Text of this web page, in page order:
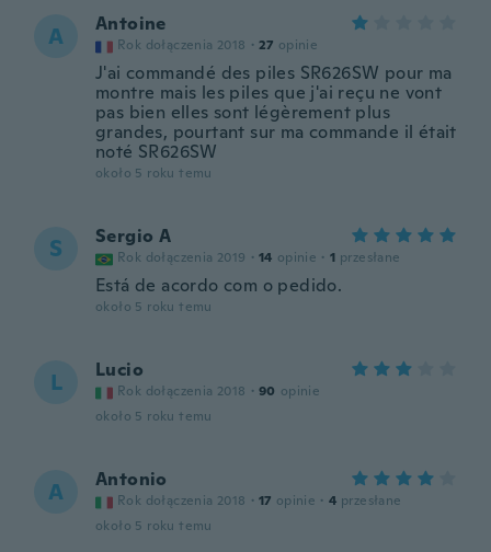
A Antoine
Rok dołączenia 2018 · 27 opinie
J'ai commandé des piles SR626SW pour ma
montre mais les piles que j'ai reçu ne vont
pas bien elles sont légèrement plus
grandes, pourtant sur ma commande il était
noté SR626SW
około 5 roku temu
S Sergio A
Rok dołączenia 2019 · 14 opinie · 1 przesłane
Está de acordo com o pedido.
około 5 roku temu
L Lucio
Rok dołączenia 2018 · 90 opinie
około 5 roku temu
A Antonio
Rok dołączenia 2018 · 17 opinie · 4 przesłane
około 5 roku temu